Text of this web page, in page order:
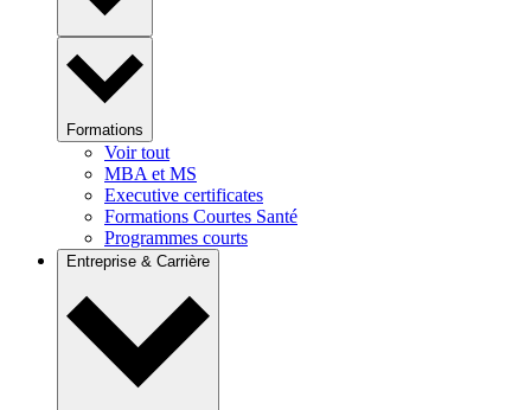
Formations
Voir tout
MBA et MS
Executive certificates
Formations Courtes Santé
Programmes courts
Entreprise & Carrière